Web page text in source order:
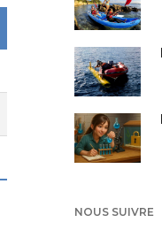
NOUS SUIVRE